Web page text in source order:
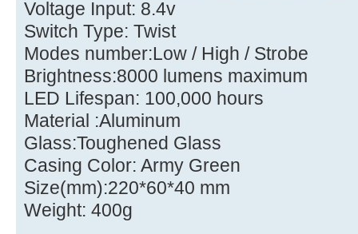
Voltage Input: 8.4v
Switch Type: Twist
Modes number:Low / High / Strobe
Brightness:8000 lumens maximum
LED Lifespan: 100,000 hours
Material :Aluminum
Glass:Toughened Glass
Casing Color: Army Green
Size(mm):220*60*40 mm
Weight: 400g